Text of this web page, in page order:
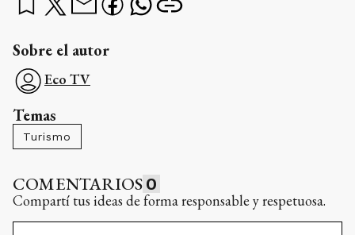
Sobre el autor
Eco TV
Temas
Turismo
COMENTARIOS 0
Compartí tus ideas de forma responsable y respetuosa.